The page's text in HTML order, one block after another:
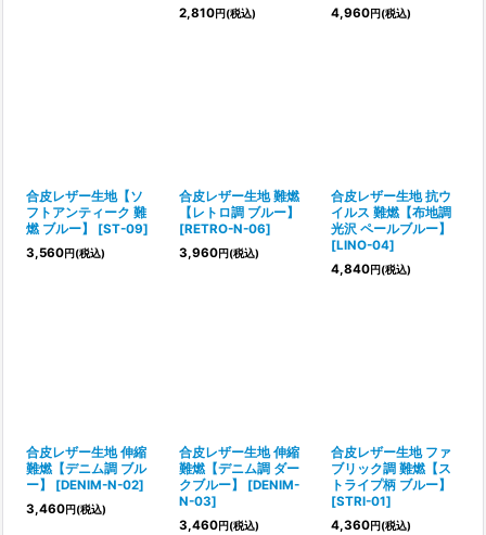
2,810円(税込)
4,960円(税込)
合皮レザー生地【ソ
フトアンティーク 難
燃 ブルー】
[ST-09]
3,560円(税込)
合皮レザー生地 難燃
【レトロ調 ブルー】
[RETRO-N-06]
3,960円(税込)
合皮レザー生地 抗ウ
イルス 難燃【布地調
光沢 ペールブルー】
[LINO-04]
4,840円(税込)
合皮レザー生地 伸縮
難燃【デニム調 ブル
ー】
[DENIM-N-02]
3,460円(税込)
合皮レザー生地 伸縮
難燃【デニム調 ダー
クブルー】
[DENIM-
N-03]
3,460円(税込)
合皮レザー生地 ファ
ブリック調 難燃【ス
トライプ柄 ブルー】
[STRI-01]
4,360円(税込)